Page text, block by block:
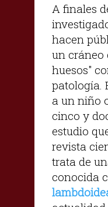
A finales
hacen
un cráneo
huesos"
patología.
a un niño
cinco y
estudio
revista
trata de
conocida